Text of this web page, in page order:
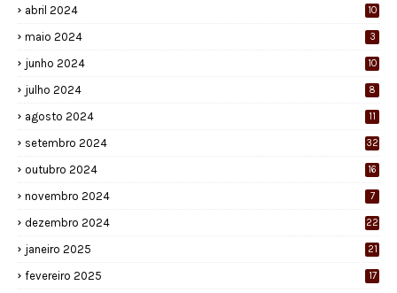
abril 2024 10
maio 2024 3
junho 2024 10
julho 2024 8
agosto 2024 11
setembro 2024 32
outubro 2024 16
novembro 2024 7
dezembro 2024 22
janeiro 2025 21
fevereiro 2025 17